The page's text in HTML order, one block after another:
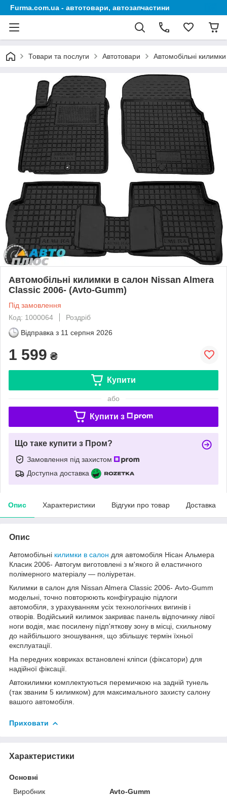
Furma.com.ua - автотовари, автозапчастини
Товари та послуги Автотовари Автомобільні килимки
Автомобільні килимки в салон Nissan Almera
Classic 2006- (Avto-Gumm)
Під замовлення
Код: 1000064
Роздріб
Відправка з 11 серпня 2026
1 599 ₴
Купити
або
Купити з
Що таке купити з Пром?
Замовлення під захистом
Доступна доставка
Опис Характеристики Відгуки про товар Доставка
Опис
Автомобільні килимки в салон для автомобіля Нісан Альмера
Класик 2006- Автогум виготовлені з м'якого й еластичного
полімерного матеріалу — поліуретан.
Килимки в салон для Nissan Almera Classic 2006- Avto-Gumm
модельні, точно повторюють конфігурацію підлоги
автомобіля, з урахуванням усіх технологічних вигинів і
отворів. Водійський килимок закриває панель відпочинку лівої
ноги водія, має посилену підп'яткову зону в місці, схильному
до найбільшого зношування, що збільшує термін їхньої
експлуатації.
На передних ковриках встановлені кліпси (фіксатори) для
надійної фіксації.
Автокилимки комплектуються перемичкою на задній тунель
(так званим 5 килимком) для максимального захисту салону
вашого автомобіля.
Приховати
Характеристики
Основні
Виробник
Avto-Gumm